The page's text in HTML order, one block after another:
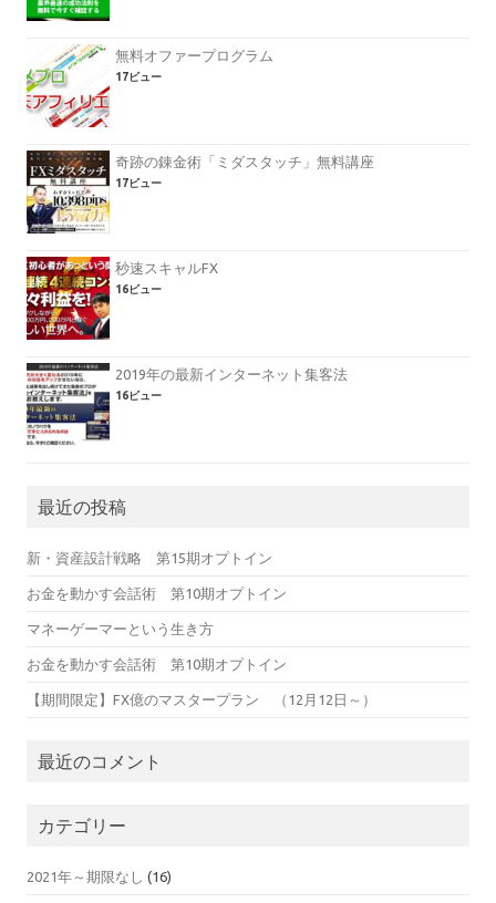
無料オファープログラム
17ビュー
奇跡の錬金術「ミダスタッチ」無料講座
17ビュー
秒速スキャルFX
16ビュー
2019年の最新インターネット集客法
16ビュー
最近の投稿
新・資産設計戦略 第15期オプトイン
お金を動かす会話術 第10期オプトイン
マネーゲーマーという生き方
お金を動かす会話術 第10期オプトイン
【期間限定】FX億のマスタープラン （12月12日～）
最近のコメント
カテゴリー
2021年～期限なし (16)